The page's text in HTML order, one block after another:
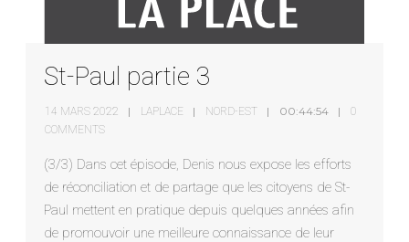
St-Paul partie 3
14 MARS 2022 LAPLACE NORD-EST 00:44:54
0
COMMENTS
(3/3) Dans cet épisode, Denis nous expose les efforts
de réconciliation et de partage que les citoyens de St-
Paul mettent en pratique depuis quelques années afin
de promouvoir une meilleure connaissance de leur